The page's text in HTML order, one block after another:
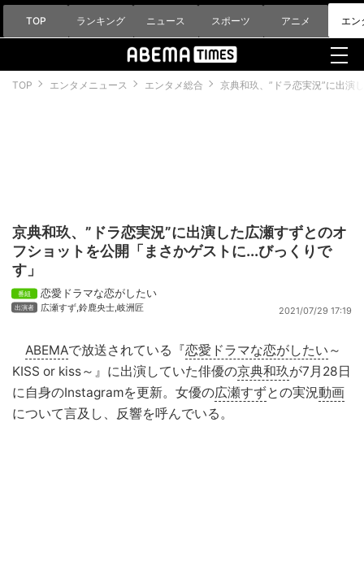
TOP ランキング ニュース スポーツ アニメ エン
TOP エンタメニュース エンタメ総合 京典和玖、”ドラ恋実況”に出演
京典和玖、”ドラ恋実況”に出演した広瀬すずとのオ
フショットを公開「まさかゲストに...びっくりで
す」
恋愛ドラマな恋がしたい
広瀬すず,鈴鹿央士,岐洲匠 2021/07/29 17:19
ABEMAで放送されている『恋愛ドラマな恋がしたい ～
KISS or kiss～』に出演していた俳優の京典和玖が7月28日
に自身のInstagramを更新。女優の広瀬すずとの実況動画
について言及し、反響を呼んでいる。